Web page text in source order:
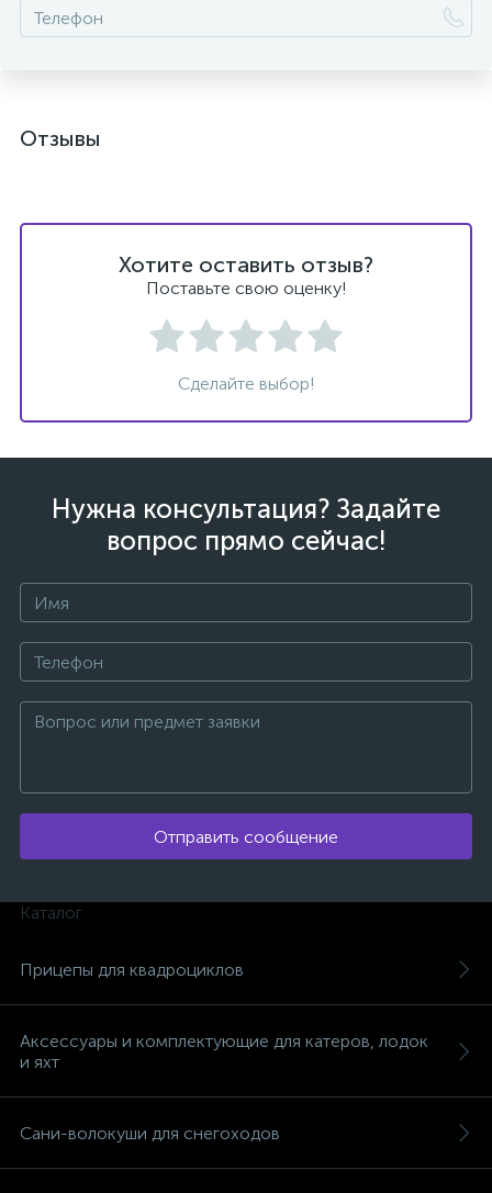
Отзывы
Хотите оставить отзыв?
Поставьте свою оценку!
Сделайте выбор!
Нужна консультация? Задайте
вопрос прямо сейчас!
Отправить сообщение
Каталог
Прицепы для квадроциклов
Аксессуары и комплектующие для катеров, лодок
и яхт
Сани-волокуши для снегоходов